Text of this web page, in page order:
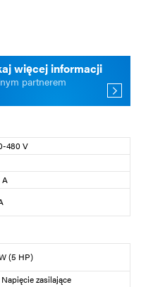
więcej informacji
partnerem
480 V
A
(5 HP)
zasilające